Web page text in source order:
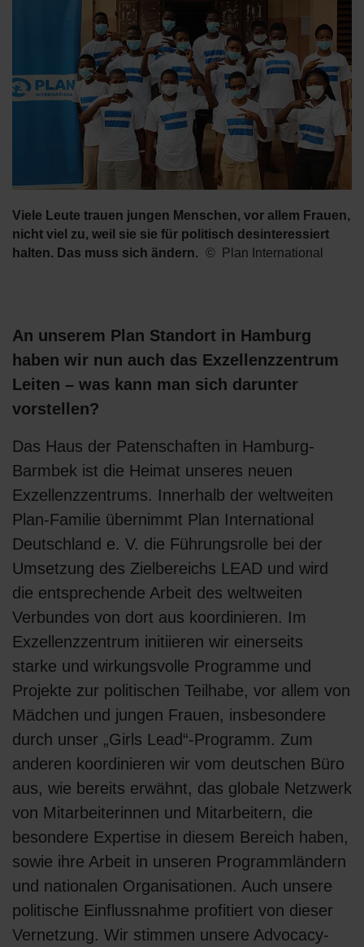
Viele Leute trauen jungen Menschen, vor allem Frauen,
nicht viel zu, weil sie sie für politisch desinteressiert
halten. Das muss sich ändern.
Plan International
An unserem Plan Standort in Hamburg
haben wir nun auch das Exzellenzzentrum
Leiten – was kann man sich darunter
vorstellen?
Das Haus der Patenschaften in Hamburg-
Barmbek ist die Heimat unseres neuen
Exzellenzzentrums. Innerhalb der weltweiten
Plan-Familie übernimmt Plan International
Deutschland e. V. die Führungsrolle bei der
Umsetzung des Zielbereichs LEAD und wird
die entsprechende Arbeit des weltweiten
Verbundes von dort aus koordinieren. Im
Exzellenzzentrum initiieren wir einerseits
starke und wirkungsvolle Programme und
Projekte zur politischen Teilhabe, vor allem von
Mädchen und jungen Frauen, insbesondere
durch unser „Girls Lead“-Programm. Zum
anderen koordinieren wir vom deutschen Büro
aus, wie bereits erwähnt, das globale Netzwerk
von Mitarbeiterinnen und Mitarbeitern, die
besondere Expertise in diesem Bereich haben,
sowie ihre Arbeit in unseren Programmländern
und nationalen Organisationen. Auch unsere
politische Einflussnahme profitiert von dieser
Vernetzung. Wir stimmen unsere Advocacy-